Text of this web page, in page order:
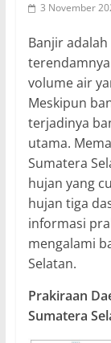
3 November
Banjir
volume air
Meskipun
terjadinya
utama.
Sumatera
hujan yang
hujan tiga
informasi
mengalami
Selatan.
Prakiraan
Sumatera